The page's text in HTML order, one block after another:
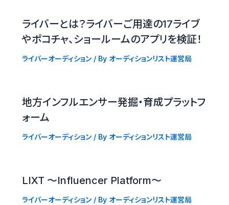
ライバーとは？ライバーご用達の17ライブ
やポコチャ、ショールームのアプリを検証！
ライバーオーディション/ By オーディションリスト運営局
地方インフルエンサー発掘・育成プラットフ
ォーム
ライバーオーディション/ By オーディションリスト運営局
LIXT 〜Influencer Platform〜
ライバーオーディション/ By オーディションリスト運営局